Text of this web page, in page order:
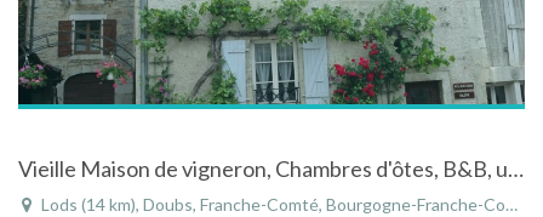
Vieille Maison de vigneron, Chambres d'ôtes, B&B, une location dans la vallée de la Loue
Lods (14 km), Doubs, Franche-Comté, Bourgogne-Franche-Comté, France